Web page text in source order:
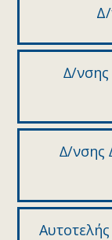
∆/νσης
∆/νσης